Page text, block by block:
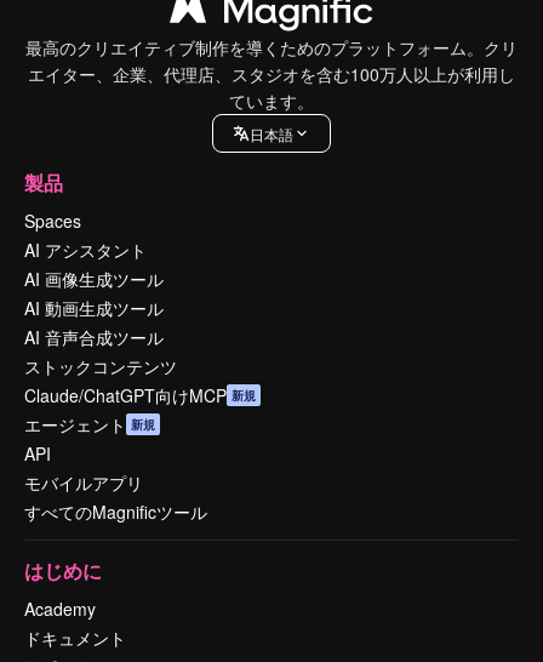
最高のクリエイティブ制作を導くためのプラットフォーム。クリ
エイター、企業、代理店、スタジオを含む100万人以上が利用し
ています。
日本語
製品
Spaces
AI アシスタント
AI 画像生成ツール
AI 動画生成ツール
AI 音声合成ツール
ストックコンテンツ
Claude/ChatGPT向けMCP 新規
エージェント 新規
API
モバイルアプリ
すべてのMagnificツール
はじめに
Academy
ドキュメント